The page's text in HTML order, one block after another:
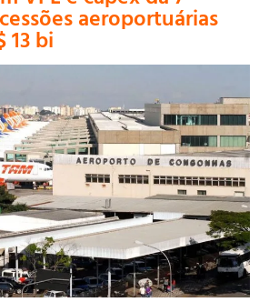
aeroportuárias
13 bi